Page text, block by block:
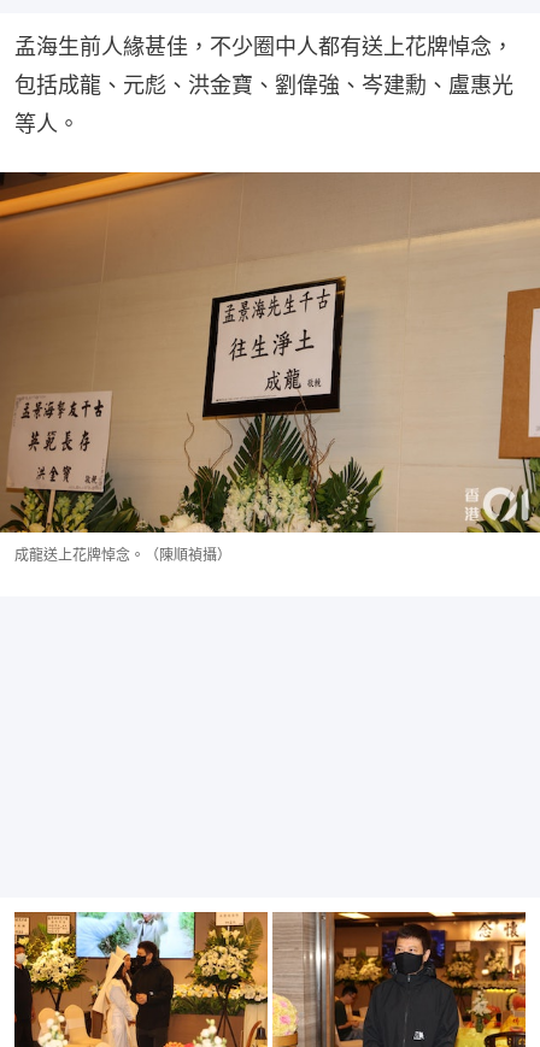
孟海生前人緣甚佳，不少圈中人都有送上花牌悼念，
包括成龍、元彪、洪金寶、劉偉強、岑建勳、盧惠光
等人。
成龍送上花牌悼念。（陳順禎攝）